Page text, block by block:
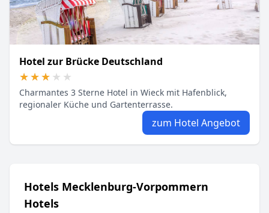
Hotel zur Brücke Deutschland
★★★★★
★★★★★
Charmantes 3 Sterne Hotel in Wieck mit Hafenblick,
regionaler Küche und Gartenterrasse.
zum Hotel Angebot
Hotels Mecklenburg-Vorpommern
Hotels